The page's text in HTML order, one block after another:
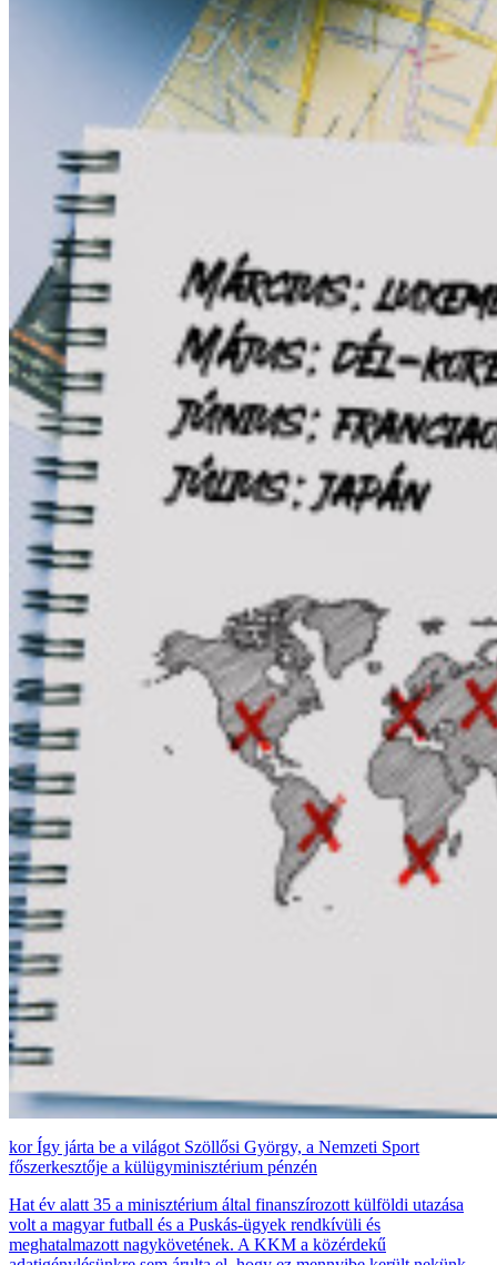
Így járta be a világot Szöllősi György, a Nemzeti Sport
főszerkesztője a külügyminisztérium pénzén
Hat év alatt 35 a minisztérium által finanszírozott külföldi utazása
volt a magyar futball és a Puskás-ügyek rendkívüli és
meghatalmazott nagykövetének. A KKM a közérdekű